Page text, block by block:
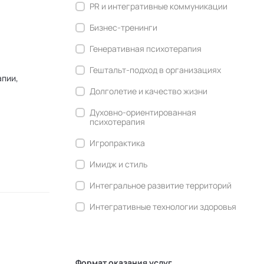
PR и интегративные коммуникации
Бизнес-тренинги
Генеративная психотерапия
Гештальт-подход в организациях
Долголетие и качество жизни
Духовно-ориентированная
психотерапия
Игропрактика
Имидж и стиль
Интегральное развитие территорий
Интегративные технологии здоровья
антропология